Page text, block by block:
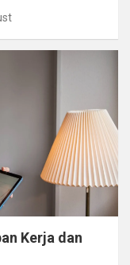
Kerja dan